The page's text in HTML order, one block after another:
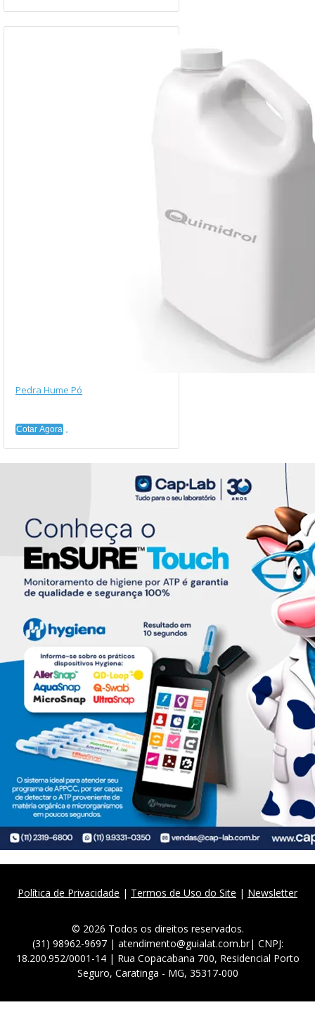
Pedra Hume Pó
Cotar Agora
Política de Privacidade | Termos de Uso do Site | Newsletter
© 2026 Todos os direitos reservados.
(31) 98962-9697 | atendimento@guialat.com.br| CNPJ:
18.200.952/0001-14 | Rua Copacabana 700, Residencial Porto
Seguro, Caratinga - MG, 35317-000